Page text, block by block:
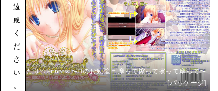
遠
慮
く
だ
さ
い
。
おねだり☆Princess 〜Hのお勉強 = 摩って擦って擦って摩って〜
[パッケージ]